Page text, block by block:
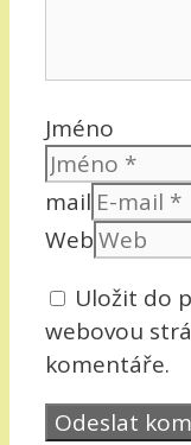
Jméno
mail
Web
Uložit do
webovou
komentáře.